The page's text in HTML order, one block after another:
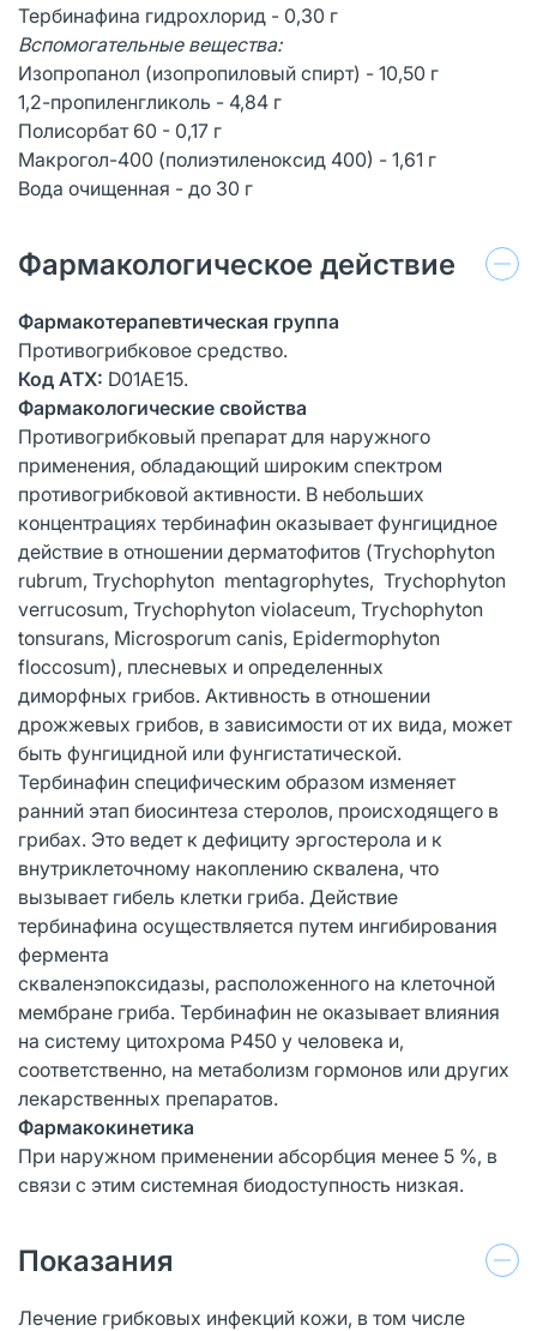
Тербинафина гидрохлорид - 0,30 г
Вспомогательные вещества:
Изопропанол (изопропиловый спирт) - 10,50 г
1,2-пропиленгликоль - 4,84 г
Полисорбат 60 - 0,17 г
Макрогол-400 (полиэтиленоксид 400) - 1,61 г
Вода очищенная - до 30 г
Фармакологическое действие
Фармакотерапевтическая группа
Противогрибковое средство.
Код АТХ: D01АЕ15.
Фармакологические свойства
Противогрибковый препарат для наружного
применения, обладающий широким спектром
противогрибковой активности. В небольших
концентрациях тербинафин оказывает фунгицидное
действие в отношении дерматофитов (Trychophyton
rubrum, Trychophyton mentagrophytes, Trychophyton
verrucosum, Trychophyton violacеum, Trychophyton
tonsurans, Microsporum canis, Epidermophyton
floccosum), плесневых и определенных
диморфных грибов. Активность в отношении
дрожжевых грибов, в зависимости от их вида, может
быть фунгицидной или фунгистатической.
Тербинафин специфическим образом изменяет
ранний этап биосинтеза стеролов, происходящего в
грибах. Это ведет к дефициту эргостерола и к
внутриклеточному накоплению сквалена, что
вызывает гибель клетки гриба. Действие
тербинафина осуществляется путем ингибирования
фермента
скваленэпоксидазы, расположенного на клеточной
мембране гриба. Тербинафин не оказывает влияния
на систему цитохрома Р450 у человека и,
соответственно, на метаболизм гормонов или других
лекарственных препаратов.
Фармакокинетика
При наружном применении абсорбция менее 5 %, в
связи с этим системная биодоступность низкая.
Показания
Лечение грибковых инфекций кожи, в том числе